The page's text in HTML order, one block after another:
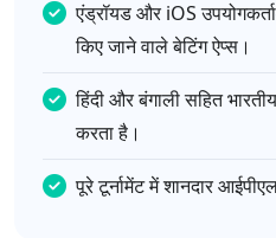
एंड्रॉयड और iOS
किए जाने वाले बेटिंग ऐप्स।
हिंदी और बंगाली सहित
करता है।
पूरे टूर्नामेंट में शानदार